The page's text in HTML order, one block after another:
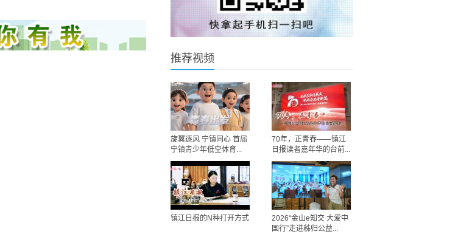
推荐视频
旋翼逐风 宁镇同心 首届
宁镇青少年低空体育...
70年，正青春——镇江
日报读者嘉年华的台前...
镇江日报的N种打开方式
2026“金山e知交 大爱中
国行”走进秭归公益...